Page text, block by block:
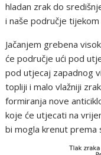
hladan zrak do
i naše područje
Jačanjem grebena
će područje ući pod
pod utjecaj zapadnog
topliji i malo vlažniji
formiranja nove
koje će utjecati na
bi mogla krenut